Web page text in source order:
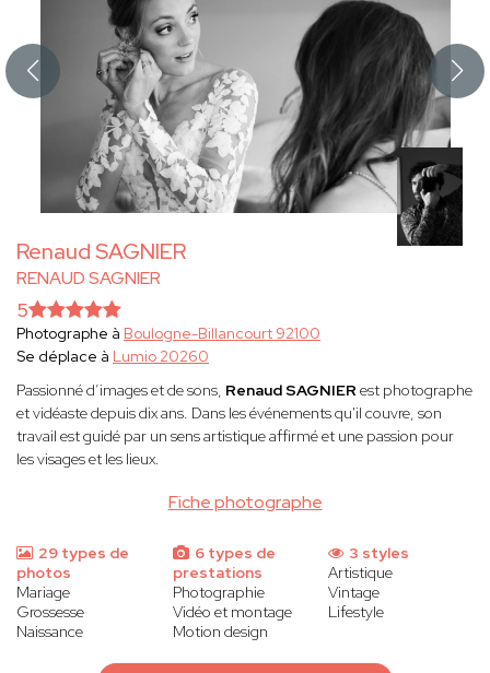
Renaud SAGNIER
RENAUD SAGNIER
Fiche photographe
5
Photographe à Boulogne-Billancourt 92100
Se déplace à Lumio 20260
Passionné d’images et de sons, Renaud SAGNIER est photographe
et vidéaste depuis dix ans. Dans les événements qu'il couvre, son
travail est guidé par un sens artistique affirmé et une passion pour
les visages et les lieux.
29 types de
photos
Mariage
Grossesse
Naissance
6 types de
prestations
Photographie
Vidéo et montage
Motion design
3 styles
Artistique
Vintage
Lifestyle